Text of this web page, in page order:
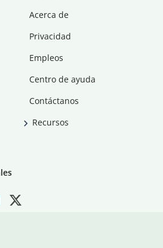
Acerca de
Privacidad
Empleos
Centro de ayuda
Contáctanos
Recursos